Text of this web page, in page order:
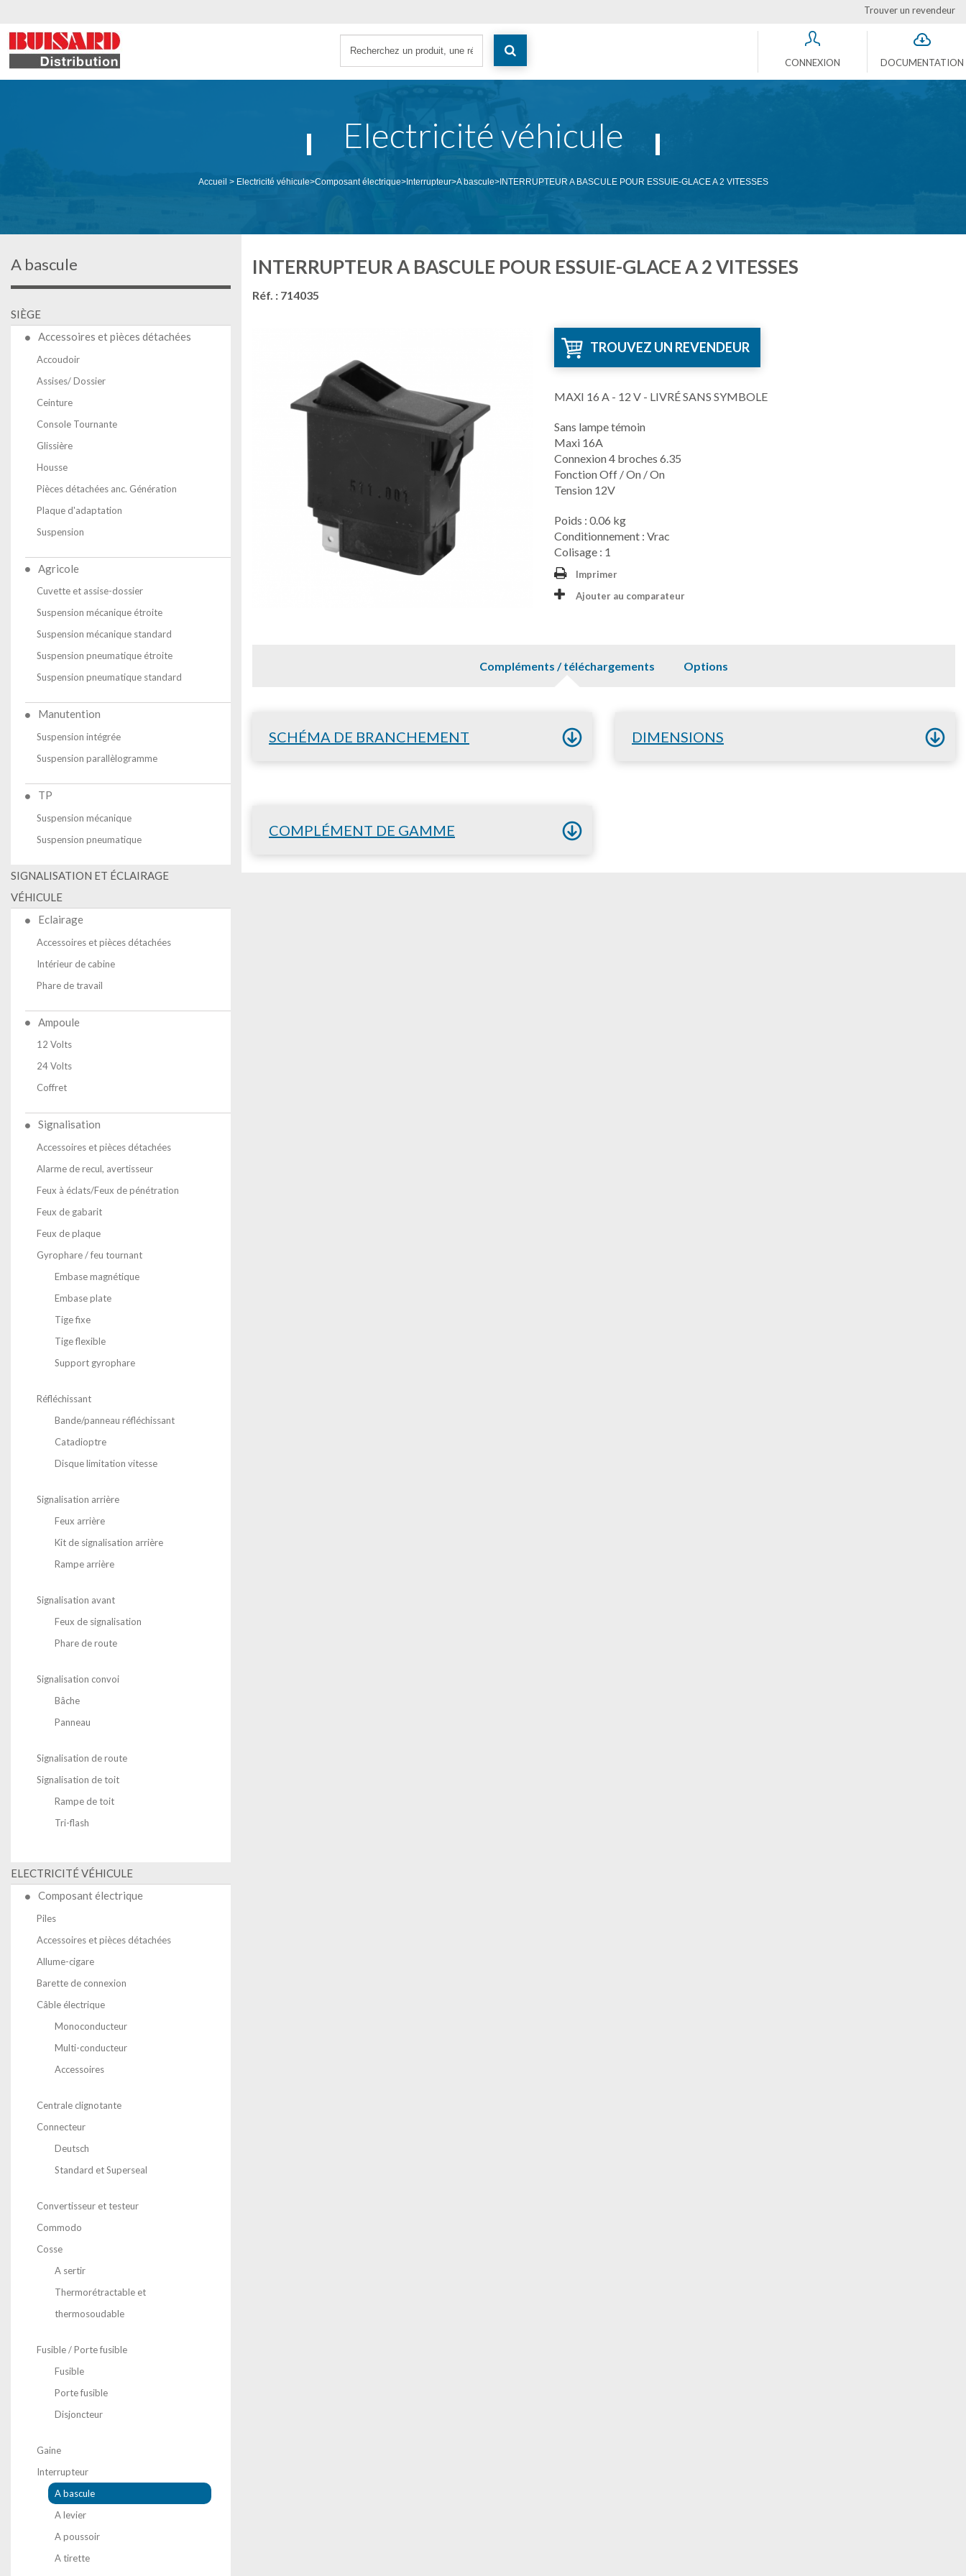
Trouver un revendeur
CONNEXION DOCUMENTATION
Electricité véhicule
Accueil > Electricité véhicule>Composant électrique>Interrupteur>A bascule>INTERRUPTEUR A BASCULE POUR ESSUIE-GLACE A 2 VITESSES
A bascule
SIÈGE
Accessoires et pièces détachées
Accoudoir
Assises/ Dossier
Ceinture
Console Tournante
Glissière
Housse
Pièces détachées anc. Génération
Plaque d'adaptation
Suspension
Agricole
Cuvette et assise-dossier
Suspension mécanique étroite
Suspension mécanique standard
Suspension pneumatique étroite
Suspension pneumatique standard
Manutention
Suspension intégrée
Suspension parallèlogramme
TP
Suspension mécanique
Suspension pneumatique
SIGNALISATION ET ÉCLAIRAGE
VÉHICULE
Eclairage
Accessoires et pièces détachées
Intérieur de cabine
Phare de travail
Ampoule
12 Volts
24 Volts
Coffret
Signalisation
Accessoires et pièces détachées
Alarme de recul, avertisseur
Feux à éclats/Feux de pénétration
Feux de gabarit
Feux de plaque
Gyrophare / feu tournant
Embase magnétique
Embase plate
Tige fixe
Tige flexible
Support gyrophare
Réfléchissant
Bande/panneau réfléchissant
Catadioptre
Disque limitation vitesse
Signalisation arrière
Feux arrière
Kit de signalisation arrière
Rampe arrière
Signalisation avant
Feux de signalisation
Phare de route
Signalisation convoi
Bâche
Panneau
Signalisation de route
Signalisation de toit
Rampe de toit
Tri-flash
ELECTRICITÉ VÉHICULE
Composant électrique
Piles
Accessoires et pièces détachées
Allume-cigare
Barette de connexion
Câble électrique
Monoconducteur
Multi-conducteur
Accessoires
Centrale clignotante
Connecteur
Deutsch
Standard et Superseal
Convertisseur et testeur
Commodo
Cosse
A sertir
Thermorétractable et
thermosoudable
Fusible / Porte fusible
Fusible
Porte fusible
Disjoncteur
Gaine
Interrupteur
A bascule
A levier
A poussoir
A tirette
INTERRUPTEUR A BASCULE POUR ESSUIE-GLACE A 2 VITESSES
Réf. : 714035
TROUVEZ UN REVENDEUR
MAXI 16 A - 12 V - LIVRÉ SANS SYMBOLE
Sans lampe témoin
Maxi 16A
Connexion 4 broches 6.35
Fonction Off / On / On
Tension 12V
Poids : 0.06 kg
Conditionnement : Vrac
Colisage : 1
Imprimer
Ajouter au comparateur
Compléments / téléchargements Options
SCHÉMA DE BRANCHEMENT DIMENSIONS
COMPLÉMENT DE GAMME